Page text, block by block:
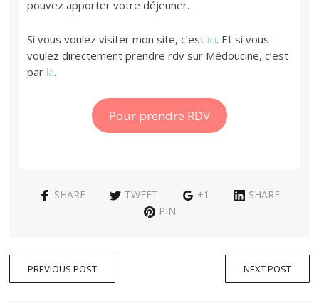
pouvez apporter votre déjeuner.
Si vous voulez visiter mon site, c’est ici. Et si vous
voulez directement prendre rdv sur Médoucine, c’est
par là.
Pour prendre RDV
SHARE TWEET +1
SHARE
PIN
PREVIOUS POST NEXT POST